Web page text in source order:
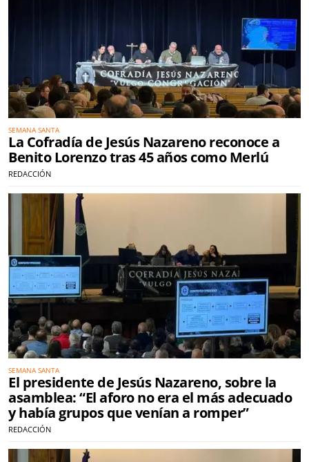
SEMANA SANTA
La Cofradía de Jesús Nazareno reconoce a
Benito Lorenzo tras 45 años como Merlú
REDACCIÓN
SEMANA SANTA
El presidente de Jesús Nazareno, sobre la
asamblea: “El aforo no era el más adecuado
y había grupos que venían a romper”
REDACCIÓN